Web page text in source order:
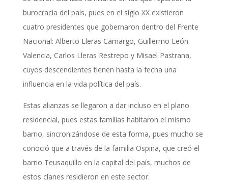
burocracia del país, pues en el siglo XX existieron
cuatro presidentes que gobernaron dentro del Frente
Nacional: Alberto Lleras Camargo, Guillermo León
Valencia, Carlos Lleras Restrepo y Misael Pastrana,
cuyos descendientes tienen hasta la fecha una
influencia en la vida política del país.
Estas alianzas se llegaron a dar incluso en el plano
residencial, pues estas familias habitaron el mismo
barrio, sincronizándose de esta forma, pues mucho se
conoció que a través de la familia Ospina, que creó el
barrio Teusaquillo en la capital del país, muchos de
estos clanes residieron en este sector.